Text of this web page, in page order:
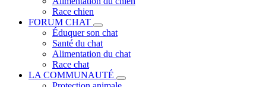
Race chien
FORUM CHAT
Éduquer son chat
Santé du chat
Alimentation du chat
Race chat
LA COMMUNAUTÉ